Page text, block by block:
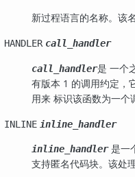
新过程语言的名称。该
HANDLER call_handler
call_handler是 一个
有版本 1 的调用约定，
用来 标识该函数为一个
INLINE inline_handler
inline_handler是一
支持匿名代码块。该处